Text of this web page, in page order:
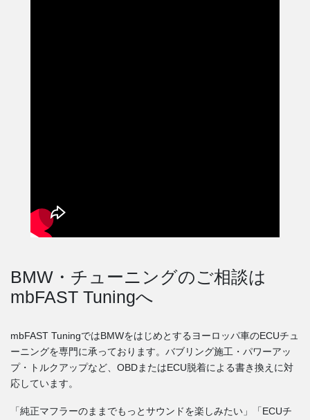
BMW・チューニングのご相談は
mbFAST Tuningへ
mbFAST TuningではBMWをはじめとするヨーロッパ車のECUチュ
ーニングを専門に承っております。バブリング施工・パワーアッ
プ・トルクアップなど、OBDまたはECU脱着による書き換えに対
応しています。
「純正マフラーのままでもっとサウンドを楽しみたい」「ECUチ